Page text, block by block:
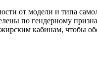
от модели и типа
по гендерному
кабинам, чтобы